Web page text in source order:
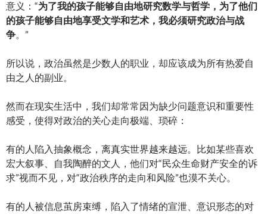
意义：“为了我的孩子能够自由地研究数学与哲学，为了他们
的孩子能够自由地享受文学和艺术，我必须研究政治与战
争。”
所以说，政治虽然是少数人的职业，却应该成为所有热爱自
由之人的副业。
然而在现实生活中，我们却常常因为缺少问题意识和重要性
感受，使得对政治的关心走向极端、琐碎：
有的人陷入抽象概念，离真实世界越来越远。比如某些喜欢
宏大叙事、自我陶醉的文人，他们对“民众生命财产安全的诉
求”视而不见，对“政治秩序的走向和风险”也漠不关心。
有的人被信息茧房束缚，陷入了情绪的宣泄、意识形态的对